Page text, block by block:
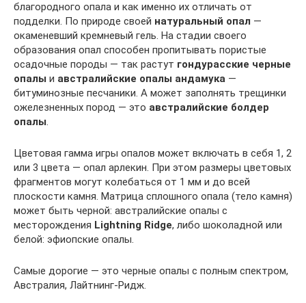
благородного опала и как именно их отличать от
подделки. По природе своей натуральный опал —
окаменевший кремневый гель. На стадии своего
образования опал способен пропитывать пористые
осадочные породы — так растут гондурасские черные
опалы и австралийские опалы андамука —
битуминозные песчаники. А может заполнять трещинки
ожелезненных пород — это австралийские болдер
опалы.
Цветовая гамма игры опалов может включать в себя 1, 2
или 3 цвета — опал арлекин. При этом размеры цветовых
фрагментов могут колебаться от 1 мм и до всей
плоскости камня. Матрица сплошного опала (тело камня)
может быть черной: австралийские опалы с
месторождения Lightning Ridge, либо шоколадной или
белой: эфиопские опалы.
Самые дорогие — это черные опалы с полным спектром,
Австралия, Лайтнинг-Ридж.